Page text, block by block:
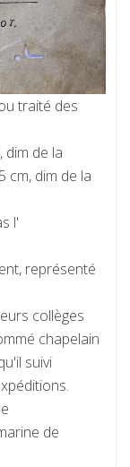
traité des
dim de la
cm, dim de la
l'
représenté
collèges
chapelain
suivi
de